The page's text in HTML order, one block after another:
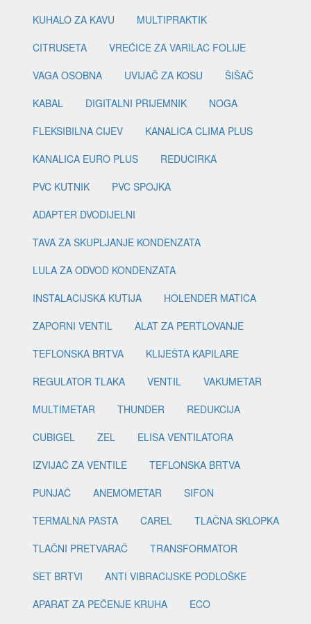
KUHALO ZA KAVU
MULTIPRAKTIK
CITRUSETA
VREĆICE ZA VARILAC FOLIJE
VAGA OSOBNA
UVIJAČ ZA KOSU
ŠIŠAČ
KABAL
DIGITALNI PRIJEMNIK
NOGA
FLEKSIBILNA CIJEV
KANALICA CLIMA PLUS
KANALICA EURO PLUS
REDUCIRKA
PVC KUTNIK
PVC SPOJKA
ADAPTER DVODIJELNI
TAVA ZA SKUPLJANJE KONDENZATA
LULA ZA ODVOD KONDENZATA
INSTALACIJSKA KUTIJA
HOLENDER MATICA
ZAPORNI VENTIL
ALAT ZA PERTLOVANJE
TEFLONSKA BRTVA
KLIJEŠTA KAPILARE
REGULATOR TLAKA
VENTIL
VAKUMETAR
MULTIMETAR
THUNDER
REDUKCIJA
CUBIGEL
ZEL
ELISA VENTILATORA
IZVIJAČ ZA VENTILE
TEFLONSKA BRTVA
PUNJAČ
ANEMOMETAR
SIFON
TERMALNA PASTA
CAREL
TLAČNA SKLOPKA
TLAČNI PRETVARAČ
TRANSFORMATOR
SET BRTVI
ANTI VIBRACIJSKE PODLOŠKE
APARAT ZA PEČENJE KRUHA
ECO